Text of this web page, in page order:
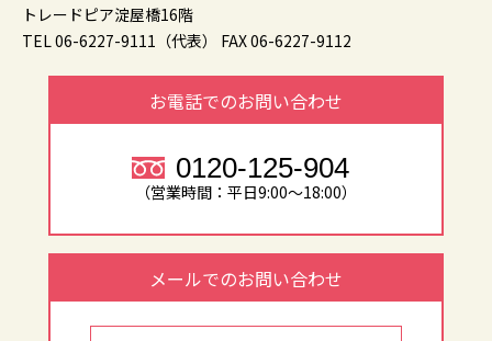
トレードピア淀屋橋16階
TEL 06-6227-9111（代表）
FAX 06-6227-9112
お電話でのお問い合わせ
0120-125-904
（営業時間：平日9:00～18:00）
メールでのお問い合わせ